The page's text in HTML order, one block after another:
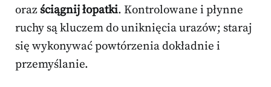
oraz ściągnij łopatki. Kontrolowane i płynne
ruchy są kluczem do uniknięcia urazów; staraj
się wykonywać powtórzenia dokładnie i
przemyślanie.